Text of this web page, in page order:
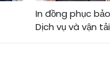
In đồng phục
Dịch vụ và vận